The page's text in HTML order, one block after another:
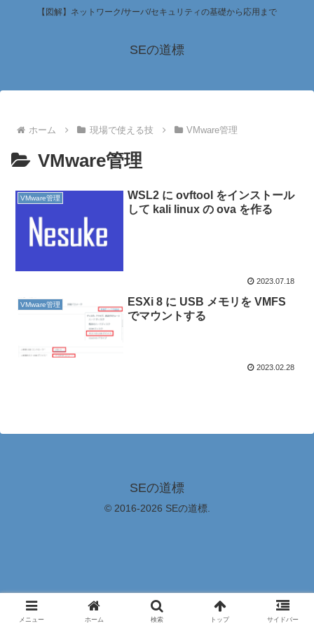
【図解】ネットワーク/サーバ/セキュリティの基礎から応用まで
SEの道標
ホーム 現場で使える技 VMware管理
VMware管理
VMware管理
WSL2 に ovftool をインストール
して kali linux の ova を作る
2023.07.18
VMware管理
ESXi 8 に USB メモリを VMFS
でマウントする
2023.02.28
SEの道標
© 2016-2026 SEの道標.
メニュー ホーム 検索 トップ サイドバー